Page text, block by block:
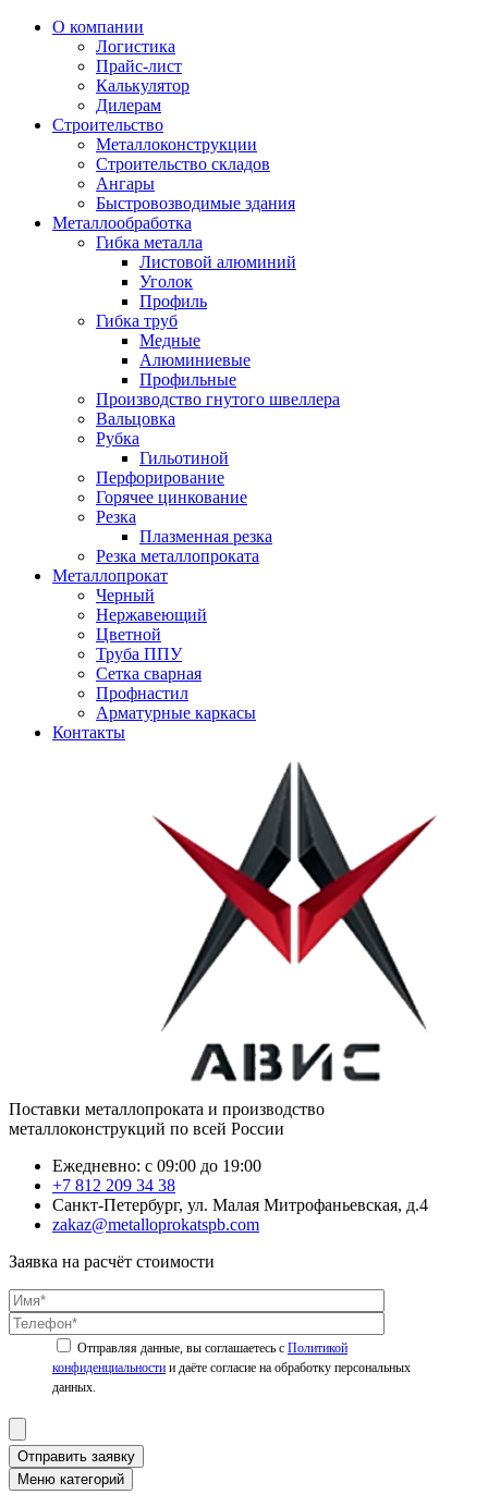
О компании
Логистика
Прайс-лист
Калькулятор
Дилерам
Строительство
Металлоконструкции
Строительство складов
Ангары
Быстровозводимые здания
Металлообработка
Гибка металла
Листовой алюминий
Уголок
Профиль
Гибка труб
Медные
Алюминиевые
Профильные
Производство гнутого швеллера
Вальцовка
Рубка
Гильотиной
Перфорирование
Горячее цинкование
Резка
Плазменная резка
Резка металлопроката
Металлопрокат
Черный
Нержавеющий
Цветной
Труба ППУ
Сетка сварная
Профнастил
Арматурные каркасы
Контакты
Поставки металлопроката и производство
металлоконструкций по всей России
Ежедневно: с 09:00 до 19:00
+7 812 209 34 38
Санкт-Петербург, ул. Малая Митрофаньевская, д.4
zakaz@metalloprokatspb.com
Заявка на расчёт стоимости
Политикой
конфиденциальности
Отправить заявку
Меню категорий